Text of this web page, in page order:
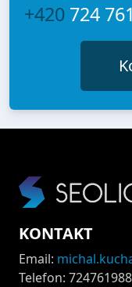
+420 724
KONTAKT
Email:
Telefon: 724761988